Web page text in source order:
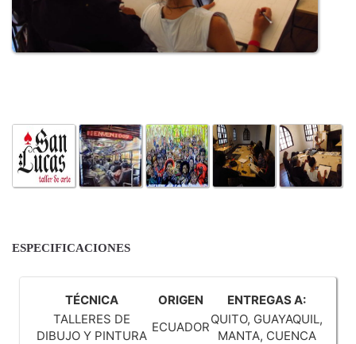
ESPECIFICACIONES
TÉCNICA ORIGEN
ENTREGAS A:
TALLERES DE
DIBUJO Y PINTURA
ECUADOR
QUITO, GUAYAQUIL,
MANTA, CUENCA